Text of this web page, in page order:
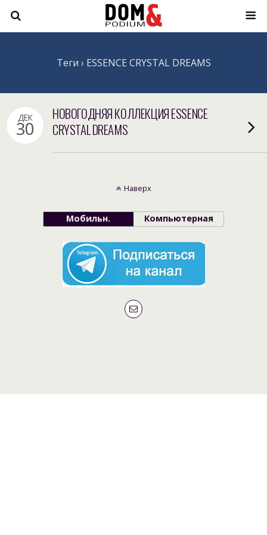
Теги › ESSENCE CRYSTAL DREAMS
ДЕК
30
НОВОГОДНЯЯ КОЛЛЕКЦИЯ ESSENCE
CRYSTAL DREAMS
Наверх
Мобильн. Компьютерная